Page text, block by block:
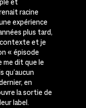
et
racine
expérience
plus tard,
contexte et je
« épisode
me dit que le
qu’aucun
en
la sortie de
label.